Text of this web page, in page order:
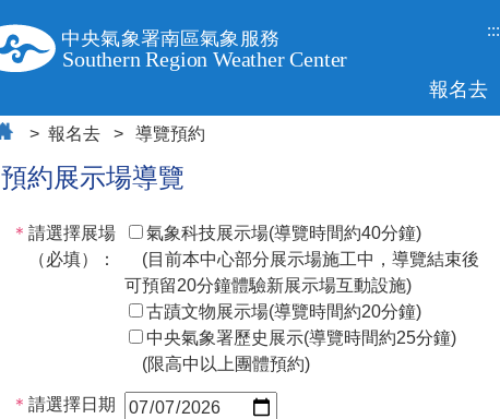
:::
報名去
報名去 導覽預約
預約展示場導覽
＊ 請選擇展場
（必填）：
氣象科技展示場(導覽時間約40分鐘)
(目前本中心部分展示場施工中，導覽結束後
可預留20分鐘體驗新展示場互動設施)
古蹟文物展示場(導覽時間約20分鐘)
中央氣象署歷史展示(導覽時間約25分鐘)
(限高中以上團體預約)
＊ 請選擇日期